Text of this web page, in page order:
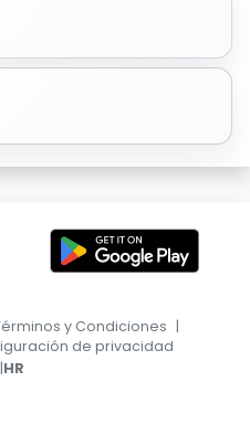
y Condiciones |
de privacidad
|HR